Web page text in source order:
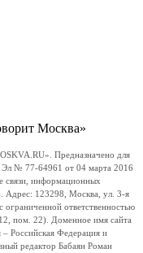
Москва»
Предназначено для
Эл № 77-64961 от 04 марта 2016
связи, информационных
Адрес: 123298, Москва, ул. 3-я
ответственностью
пом. 22). Доменное имя сайта
Российская Федерация и
редактор Бабаян Роман